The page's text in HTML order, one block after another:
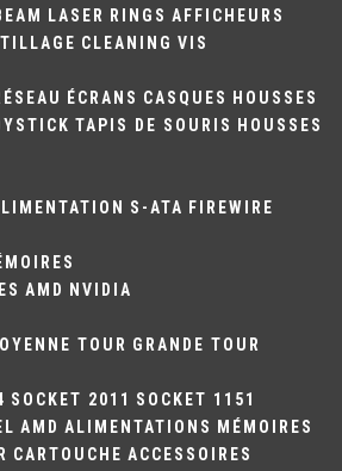
LASER RINGS AFFICHEURS
CLEANING VIS
ÉCRANS CASQUES
HOUSSES
TAPIS DE SOURIS
HOUSSES
S-ATA FIREWIRE
AMD
NVIDIA
TOUR GRANDE TOUR
SOCKET 2011
SOCKET 1151
AMD ALIMENTATIONS
MÉMOIRES
CARTOUCHE ACCESSOIRES